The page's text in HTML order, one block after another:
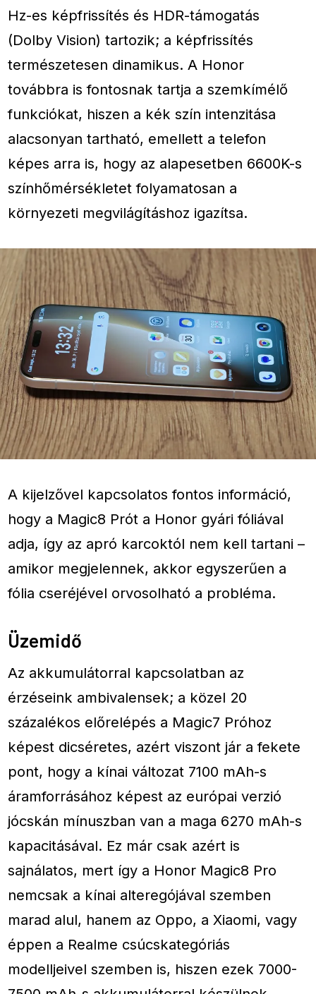
Hz-es képfrissítés és HDR-támogatás
(Dolby Vision) tartozik; a képfrissítés
természetesen dinamikus. A Honor
továbbra is fontosnak tartja a szemkímélő
funkciókat, hiszen a kék szín intenzitása
alacsonyan tartható, emellett a telefon
képes arra is, hogy az alapesetben 6600K-s
színhőmérsékletet folyamatosan a
környezeti megvilágításhoz igazítsa.
A kijelzővel kapcsolatos fontos információ,
hogy a Magic8 Prót a Honor gyári fóliával
adja, így az apró karcoktól nem kell tartani –
amikor megjelennek, akkor egyszerűen a
fólia cseréjével orvosolható a probléma.
Üzemidő
Az akkumulátorral kapcsolatban az
érzéseink ambivalensek; a közel 20
százalékos előrelépés a Magic7 Próhoz
képest dicséretes, azért viszont jár a fekete
pont, hogy a kínai változat 7100 mAh-s
áramforrásához képest az európai verzió
jócskán mínuszban van a maga 6270 mAh-s
kapacitásával. Ez már csak azért is
sajnálatos, mert így a Honor Magic8 Pro
nemcsak a kínai alteregójával szemben
marad alul, hanem az Oppo, a Xiaomi, vagy
éppen a Realme csúcskategóriás
modelljeivel szemben is, hiszen ezek 7000-